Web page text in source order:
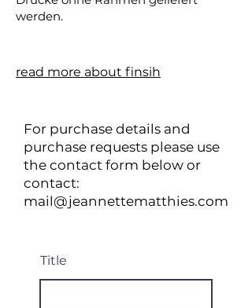
werden.
read more about finsih
For purchase details and
purchase requests please use
the contact form below or
contact:
mail@jeannettematthies.com
Title